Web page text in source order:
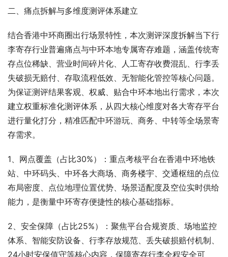
二、痛点拆解与多维度测评体系建立
结合香港中环商圈出行场景特性，本次测评深度拆解当下行
李寄存行业普遍痛点与中环本地专属寄存难题，涵盖传统寄
存点位稀缺、营业时间碎片化、人工寄存收费混乱、行李丢
失破损无赔付、存取流程低效、无智能化管控等核心问题。
为保证测评结果客观、权威、贴合中环本地出行需求，本次
建立权重标准化测评体系，从四大核心维度对各大寄存平台
进行量化打分，精准匹配中环游玩、商务、中转等全场景寄
存需求。
1、网点覆盖（占比30%）：重点考核平台在香港中环地铁
站、中环码头、中环各大商场、商务楼宇、交通枢纽的点位
布局密度、点位地理位置优势、场景适配度及空位实时供给
能力，是衡量中环寄存便捷性的核心基础指标。
2、安全保障（占比25%）：聚焦平台合规资质、场地监控
体系、智能安防设备、行李存放规范、丢失破损赔付机制、
24小时安保值守等核心内容，保障寄存行李全程安全可